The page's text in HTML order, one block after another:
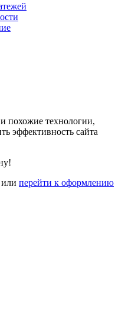
похожие технологии,
эффективность сайта
или перейти к оформлению